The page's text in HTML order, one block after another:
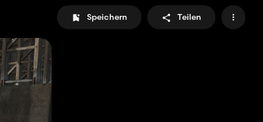
Speichern Teilen